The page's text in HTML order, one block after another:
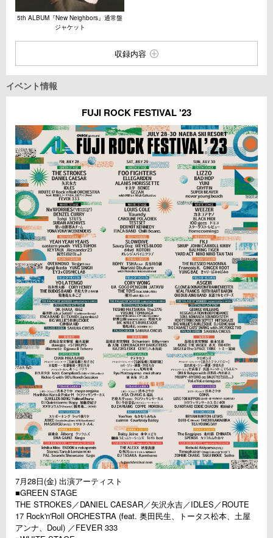
5th ALBUM『New Neighbors』通常盤
ジャケット
収録内容
イベント情報
FUJI ROCK FESTIVAL '23
7月28日(金) 出演アーティスト
■GREEN STAGE
THE STROKES／DANIEL CAESAR／矢沢永吉／IDLES／ROUTE
17 Rock'n'Roll ORCHESTRA (feat. 奥田民生、トータス松本、土屋
アンナ、Doul) ／FEVER 333